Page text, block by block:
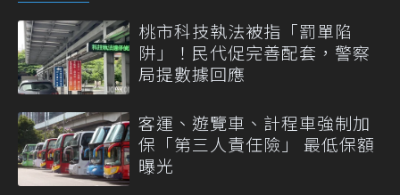
桃市科技執法被指「罰單陷
阱」！民代促完善配套，警察
局提數據回應
客運、遊覽車、計程車強制加
保「第三人責任險」 最低保額
曝光